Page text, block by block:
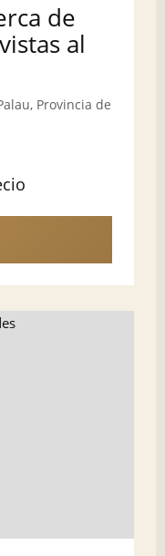
de
al
Provincia de